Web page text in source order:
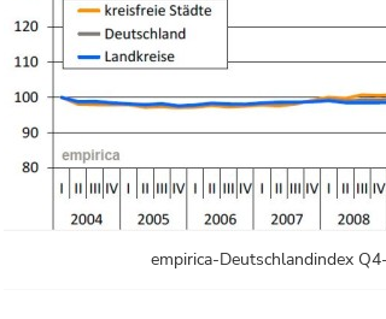
empirica-Deutschlandindex